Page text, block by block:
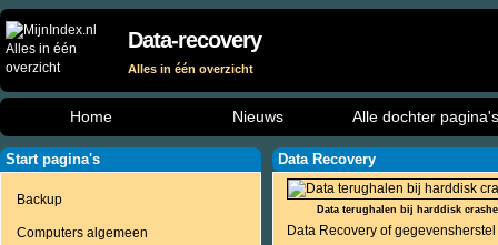
Data-recovery
Alles in één overzicht
Home Nieuws Alle dochter pagina's
Start pagina's
Backup
Computers algemeen
Data Recovery
Data terughalen bij harddisk
Data Recovery of gegevensherstel